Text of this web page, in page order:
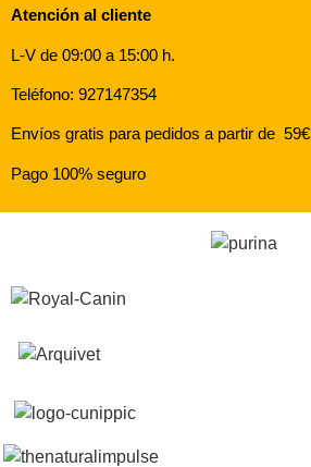
Atención al cliente
L-V de 09:00 a 15:00 h.
Teléfono: 927147354
Envíos gratis para pedidos a partir de 59€
Pago 100% seguro